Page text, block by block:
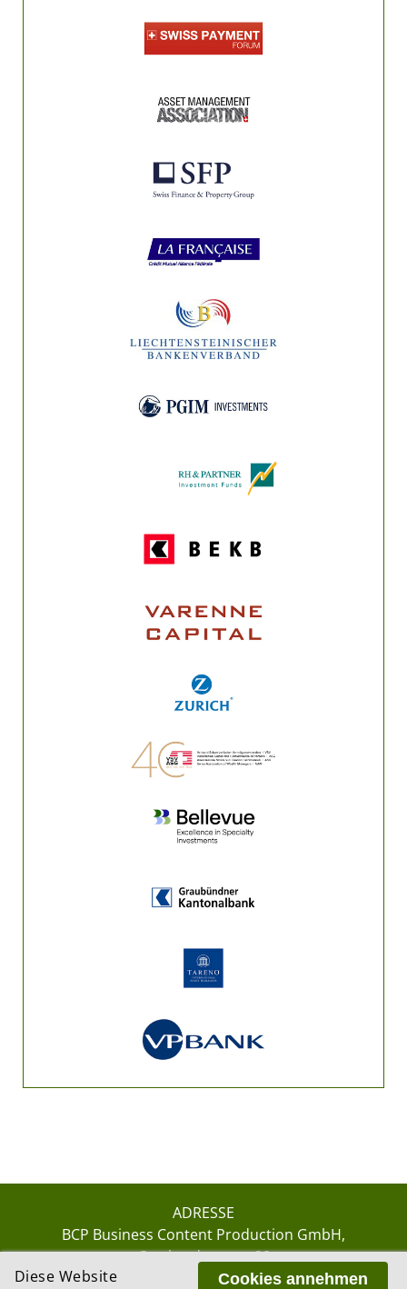
ADRESSE
BCP Business Content Production GmbH
Gotthardstrasse 38
8002 ZürichCookies annehmen
Diese Website